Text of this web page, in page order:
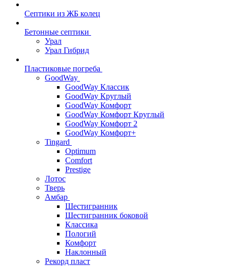
Септики из ЖБ колец
Бетонные септики
Урал
Урал Гибрид
Пластиковые погреба
GoodWay
GoodWay Классик
GoodWay Круглый
GoodWay Комфорт
GoodWay Комфорт Круглый
GoodWay Комфорт 2
GoodWay Комфорт+
Tingard
Optimum
Comfort
Prestige
Лотос
Тверь
Амбар
Шестигранник
Шестигранник боковой
Классика
Пологий
Комфорт
Наклонный
Рекорд пласт